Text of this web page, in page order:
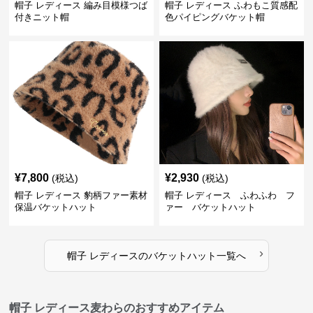
帽子 レディース 編み目模様つば
付きニット帽
帽子 レディース ふわもこ質感配
色パイピングバケット帽
¥7,800 (税込)
帽子 レディース 豹柄ファー素材
保温バケットハット
¥2,930 (税込)
帽子 レディース ふわふわ フ
ァー バケットハット
帽子 レディースのバケットハット一覧へ ›
帽子 レディース麦わらのおすすめアイテム